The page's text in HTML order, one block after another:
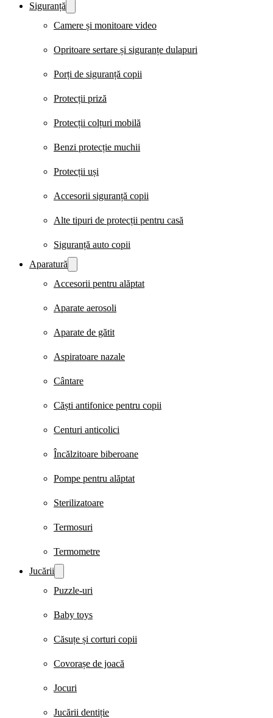
Siguranță
Camere și monitoare video
Opritoare sertare și siguranțe dulapuri
Porți de siguranță copii
Protecții priză
Protecții colțuri mobilă
Benzi protecție muchii
Protecții uși
Accesorii siguranță copii
Alte tipuri de protecții pentru casă
Siguranță auto copii
Aparatură
Accesorii pentru alăptat
Aparate aerosoli
Aparate de gătit
Aspiratoare nazale
Cântare
Căști antifonice pentru copii
Centuri anticolici
Încălzitoare biberoane
Pompe pentru alăptat
Sterilizatoare
Termosuri
Termometre
Jucării
Puzzle-uri
Baby toys
Căsuțe și corturi copii
Covorașe de joacă
Jocuri
Jucării dentiție